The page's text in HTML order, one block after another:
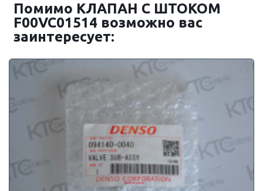
Помимо КЛАПАН С ШТОКОМ
F00VC01514 возможно вас
заинтересует: